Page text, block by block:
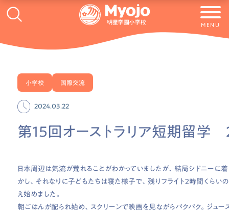
MENU
小学校 国際交流
2024.03.22
第15回オーストラリア短期留学
日本周辺は気流が荒れることがわかっていましたが、結局シドニーに着
かし、それなりに子どもたちは寝た様子で、残りフライト２時間くらい
え始めました。
朝ごはんが配られ始め、スクリーンで映画を見ながらパクパク。ジュー